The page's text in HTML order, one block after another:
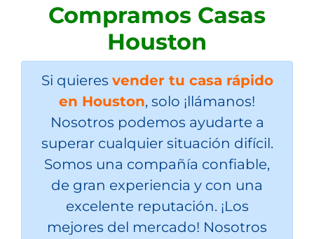
Compramos Casas
Houston
Si quieres vender tu casa rápido
en Houston, solo ¡llámanos!
Nosotros podemos ayudarte a
superar cualquier situación difícil.
Somos una compañía confiable,
de gran experiencia y con una
excelente reputación. ¡Los
mejores del mercado! Nosotros